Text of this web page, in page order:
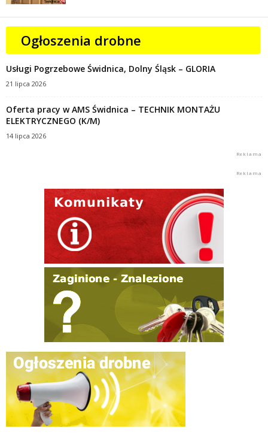
Ogłoszenia drobne
Usługi Pogrzebowe Świdnica, Dolny Śląsk – GLORIA
21 lipca 2026
Oferta pracy w AMS Świdnica – TECHNIK MONTAŻU
ELEKTRYCZNEGO (K/M)
14 lipca 2026